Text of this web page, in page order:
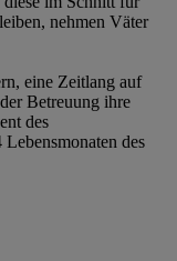
nehmen Väter
eine Zeitlang auf
Betreuung ihre
des
des